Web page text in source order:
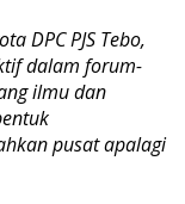
DPC PJS Tebo,
dalam forum-
ilmu dan
pusat apalagi